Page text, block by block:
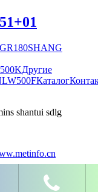
GR180SHANG
Другие
LW500FКаталог
shantui sdlg